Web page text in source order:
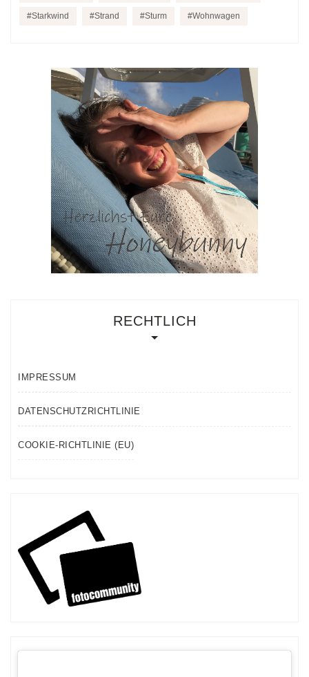
Starkwind Strand Sturm Wohnwagen
RECHTLICH
IMPRESSUM
DATENSCHUTZRICHTLINIE
COOKIE-RICHTLINIE (EU)